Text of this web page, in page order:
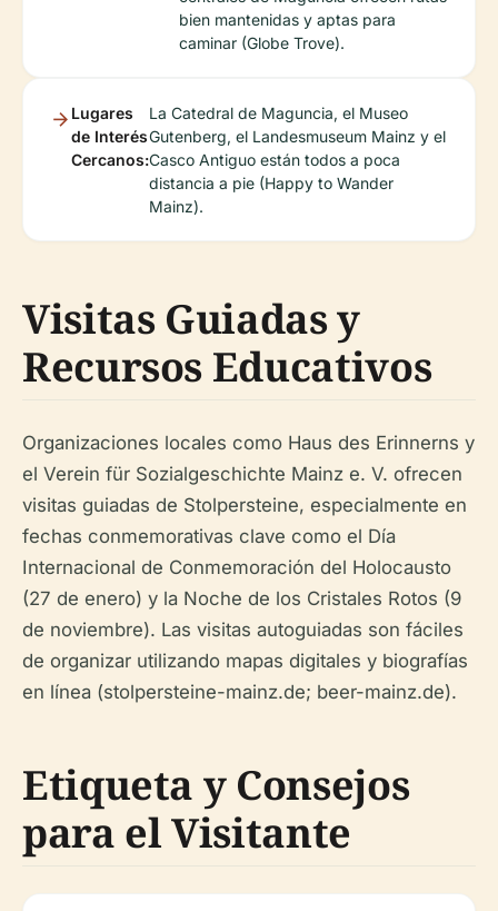
bien mantenidas y aptas para
caminar (Globe Trove).
Lugares
de Interés
Cercanos:
La Catedral de Maguncia, el Museo
Gutenberg, el Landesmuseum Mainz y el
Casco Antiguo están todos a poca
distancia a pie (Happy to Wander
Mainz).
Visitas Guiadas y
Recursos Educativos
Organizaciones locales como Haus des Erinnerns y
el Verein für Sozialgeschichte Mainz e. V. ofrecen
visitas guiadas de Stolpersteine, especialmente en
fechas conmemorativas clave como el Día
Internacional de Conmemoración del Holocausto
(27 de enero) y la Noche de los Cristales Rotos (9
de noviembre). Las visitas autoguiadas son fáciles
de organizar utilizando mapas digitales y biografías
en línea (stolpersteine-mainz.de; beer-mainz.de).
Etiqueta y Consejos
para el Visitante